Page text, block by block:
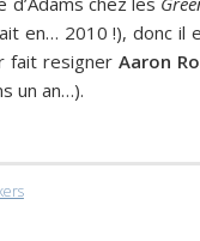
en… 2010 !), donc il
fait resigner Aaron
un an…).